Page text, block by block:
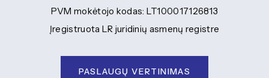
PVM mokėtojo kodas: LT100017126813
Įregistruota LR juridinių asmenų registre
PASLAUGŲ VERTINIMAS